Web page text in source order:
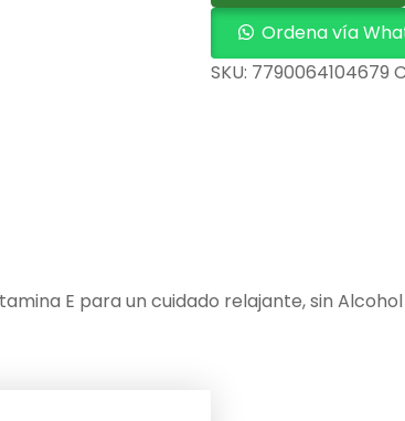
Ordena vía
SKU: 7790064104679
E para un cuidado relajante, sin